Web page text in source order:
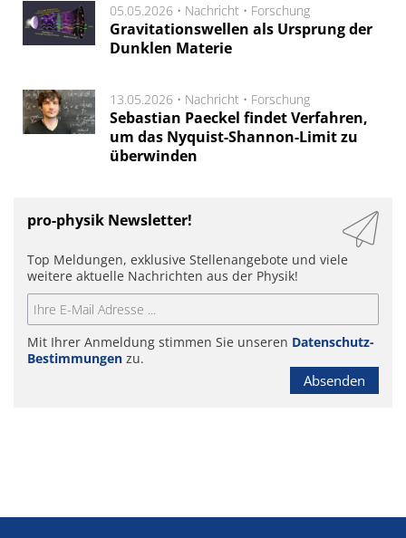
05.05.2026 • Nachricht • Forschung
Gravitationswellen als Ursprung der
Dunklen Materie
13.05.2026 • Nachricht • Forschung
Sebastian Paeckel findet Verfahren,
um das Nyquist-Shannon-Limit zu
überwinden
pro-physik Newsletter!
Top Meldungen, exklusive Stellenangebote und viele
weitere aktuelle Nachrichten aus der Physik!
Mit Ihrer Anmeldung stimmen Sie unseren Datenschutz-
Bestimmungen zu.
Absenden